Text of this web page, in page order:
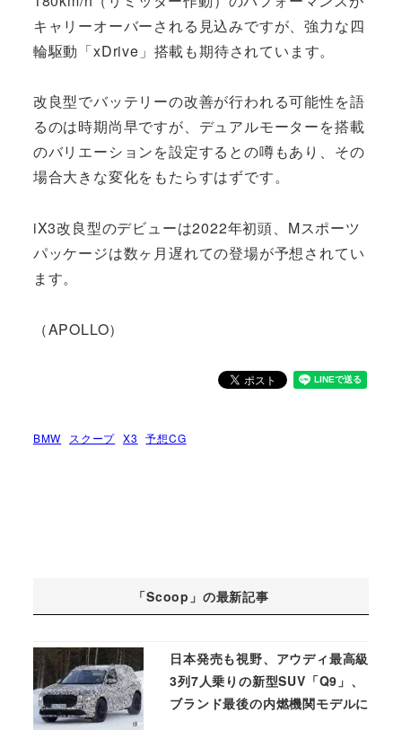
キャリーオーバーされる見込みですが、強力な四
輪駆動「xDrive」搭載も期待されています。
改良型でバッテリーの改善が行われる可能性を語
るのは時期尚早ですが、デュアルモーターを搭載
のバリエーションを設定するとの噂もあり、その
場合大きな変化をもたらすはずです。
iX3改良型のデビューは2022年初頭、Mスポーツ
パッケージは数ヶ月遅れての登場が予想されてい
ます。
（APOLLO）
BMW スクープ X3 予想CG
「Scoop」の最新記事
日本発売も視野、アウディ最高級
3列7人乗りの新型SUV「Q9」、
ブランド最後の内燃機関モデルに